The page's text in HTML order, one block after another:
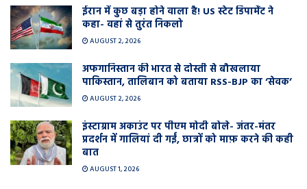
ईरान में कुछ बड़ा होने वाला है! US स्टेट डिपार्मेंट ने
कहा- वहां से तुरंत निकलो
AUGUST 2, 2026
अफगानिस्तान की भारत से दोस्ती से बौखलाया
पाकिस्तान, तालिबान को बताया RSS-BJP का ‘सेवक’
AUGUST 2, 2026
इंस्टाग्राम अकाउंट पर पीएम मोदी बोले- जंतर-मंतर
प्रदर्शन में गालियां दी गईं, छात्रों को माफ़ करने की कही
बात
AUGUST 1, 2026